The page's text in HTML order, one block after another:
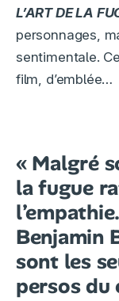
L’ART DE LA
personnages,
sentimentale.
film, d’emblée…
« Malgré
la fugue
l’empathie.
Benjamin
sont les
persos du